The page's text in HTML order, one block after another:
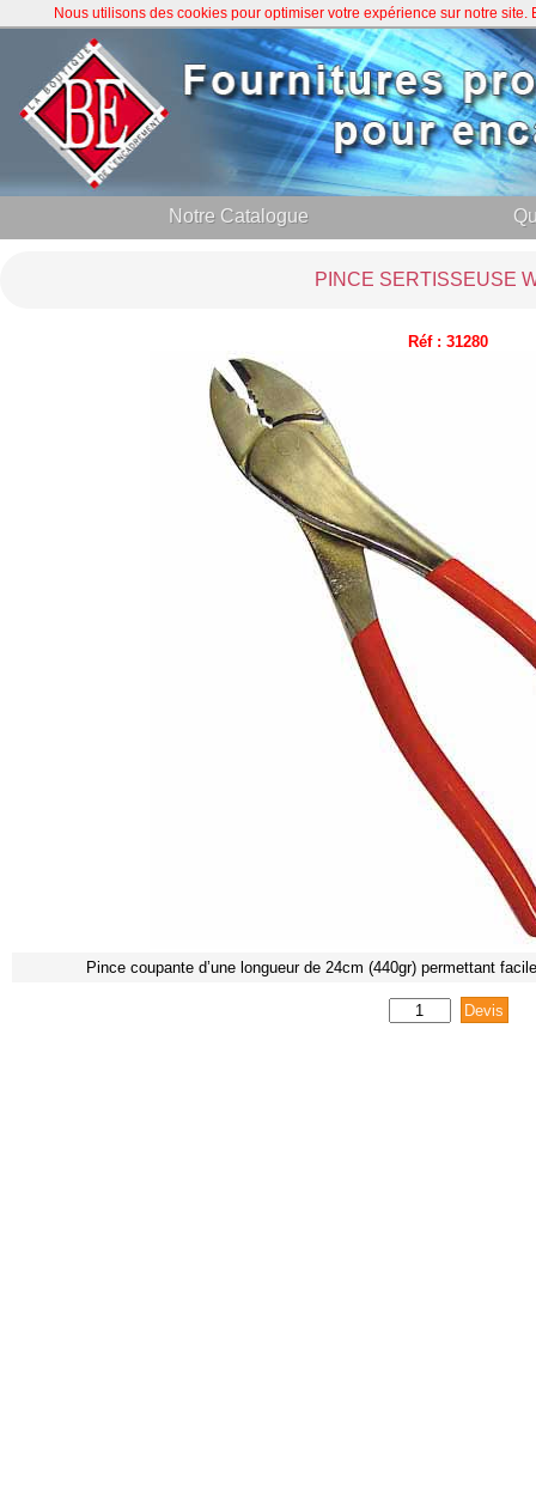
Notre Catalogue
PINCE SERTISSEUSE
Réf : 31280
Pince coupante d’une longueur de 24cm (440gr) permettant
Nous utilisons des cookies pour optimiser votre expérience sur notre